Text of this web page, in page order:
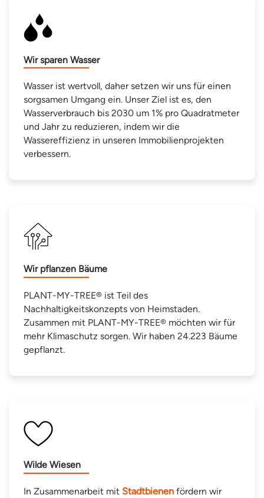
Wir sparen Wasser
Wasser ist wertvoll, daher setzen wir uns für einen
sorgsamen Umgang ein. Unser Ziel ist es, den
Wasserverbrauch bis 2030 um 1% pro Quadratmeter
und Jahr zu reduzieren, indem wir die
Wassereffizienz in unseren Immobilienprojekten
verbessern.
Wir pflanzen Bäume
PLANT-MY-TREE® ist Teil des
Nachhaltigkeitskonzepts von Heimstaden.
Zusammen mit PLANT-MY-TREE® möchten wir für
mehr Klimaschutz sorgen. Wir haben 24.223 Bäume
gepflanzt.
Wilde Wiesen
In Zusammenarbeit mit Stadtbienen fördern wir